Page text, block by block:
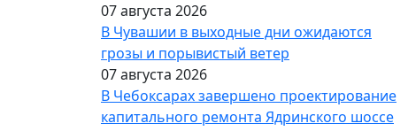
07 августа 2026
В Чувашии в выходные дни ожидаются
грозы и порывистый ветер
07 августа 2026
В Чебоксарах завершено проектирование
капитального ремонта Ядринского шоссе